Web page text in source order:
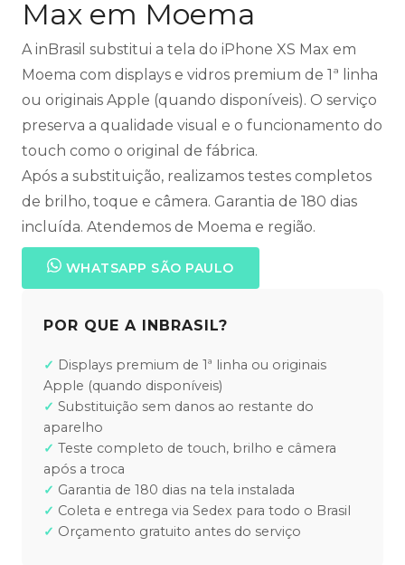
Max em Moema
A inBrasil substitui a tela do iPhone XS Max em
Moema com displays e vidros premium de 1ª linha
ou originais Apple (quando disponíveis). O serviço
preserva a qualidade visual e o funcionamento do
touch como o original de fábrica.
Após a substituição, realizamos testes completos
de brilho, toque e câmera. Garantia de 180 dias
incluída. Atendemos de Moema e região.
WHATSAPP SÃO PAULO
POR QUE A INBRASIL?
Displays premium de 1ª linha ou originais
Apple (quando disponíveis)
Substituição sem danos ao restante do
aparelho
Teste completo de touch, brilho e câmera
após a troca
Garantia de 180 dias na tela instalada
Coleta e entrega via Sedex para todo o Brasil
Orçamento gratuito antes do serviço